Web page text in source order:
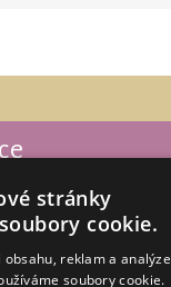
podpora
stránky
cookie.
obsahu, reklam a analýze
soubory cookie.